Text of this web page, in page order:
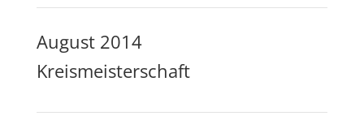
August 2014
Kreismeisterschaft